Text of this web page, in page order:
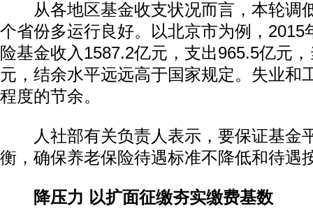
从各地区基金收支状况而言，本轮调
个省份多运行良好。以北京市为例，2015
险基金收入1587.2亿元，支出965.5亿元
元，结余水平远远高于国家规定。失业和
程度的节余。
人社部有关负责人表示，要保证基金
衡，确保养老保险待遇标准不降低和待遇
降压力 以扩面征缴夯实缴费基数